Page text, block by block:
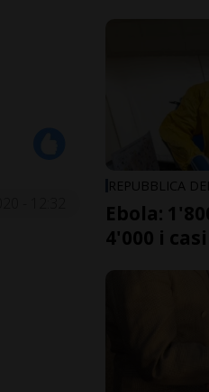
REPUBBLICA
Ebola:
4'000 i casi